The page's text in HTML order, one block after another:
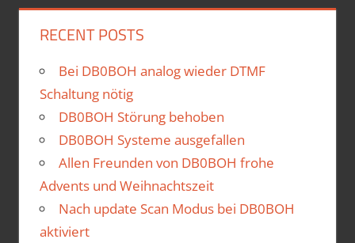
RECENT POSTS
Bei DB0BOH analog wieder DTMF
Schaltung nötig
DB0BOH Störung behoben
DB0BOH Systeme ausgefallen
Allen Freunden von DB0BOH frohe
Advents und Weihnachtszeit
Nach update Scan Modus bei DB0BOH
aktiviert